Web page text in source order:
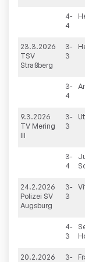
4-
4
23.3.2026
TSV
Straßberg
3-
3
3-
4
9.3.2026
TV Mering
III
3-
3
3-
4
24.2.2026
Polizei SV
Augsburg
3-
3
4-
3
20.2.2026
3-